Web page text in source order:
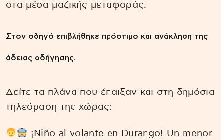
στα μέσα μαζικής μεταφοράς.
Στον οδηγό επιβλήθηκε πρόστιμο και ανάκληση της
άδειας οδήγησης.
Δείτε τα πλάνα που έπαιξαν και στη δημόσια
τηλεόραση της χώρας:
¡Niño al volante en Durango! Un menor